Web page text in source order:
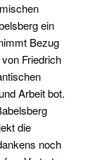
ein
Bezug
Friedrich
Arbeit bot.
die
noch